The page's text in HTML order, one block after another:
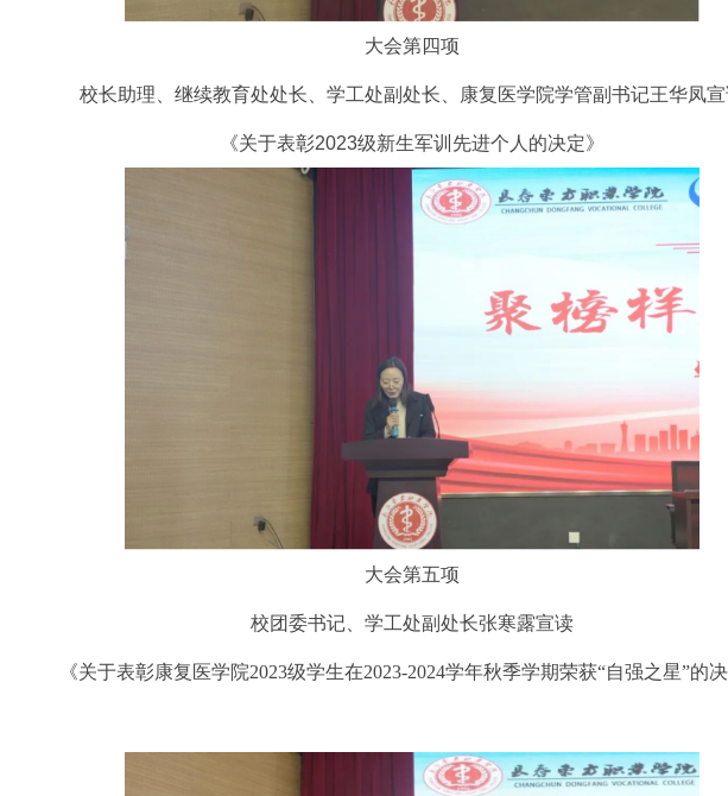
大会第四项
校长助理、继续教育处处长、学工处副处长、康复医学院学管副书记王华凤
《关于表彰2023级新生军训先进个人的决定》
大会第五项
校团委书记、学工处副处长张寒露宣读
《关于表彰康复医学院2023级学生在2023-2024学年秋季学期荣获“自强之星”的决